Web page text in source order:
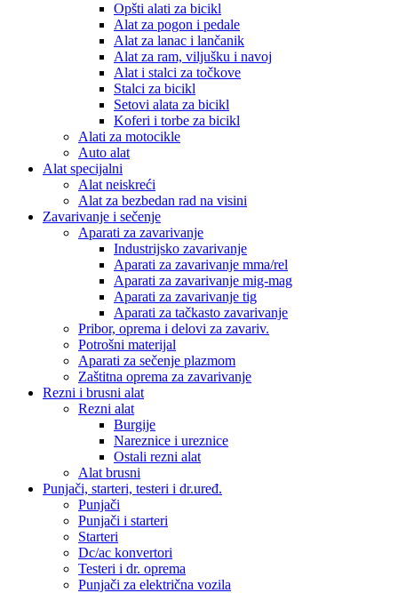
Opšti alati za bicikl
Alat za pogon i pedale
Alat za lanac i lančanik
Alat za ram, viljušku i navoj
Alat i stalci za točkove
Stalci za bicikl
Setovi alata za bicikl
Koferi i torbe za bicikl
Alati za motocikle
Auto alat
Alat specijalni
Alat neiskreći
Alat za bezbedan rad na visini
Zavarivanje i sečenje
Aparati za zavarivanje
Industrijsko zavarivanje
Aparati za zavarivanje mma/rel
Aparati za zavarivanje mig-mag
Aparati za zavarivanje tig
Aparati za tačkasto zavarivanje
Pribor, oprema i delovi za zavariv.
Potrošni materijal
Aparati za sečenje plazmom
Zaštitna oprema za zavarivanje
Rezni i brusni alat
Rezni alat
Burgije
Nareznice i ureznice
Ostali rezni alat
Alat brusni
Punjači, starteri, testeri i dr.uređ.
Punjači
Punjači i starteri
Starteri
Dc/ac konvertori
Testeri i dr. oprema
Punjači za električna vozila